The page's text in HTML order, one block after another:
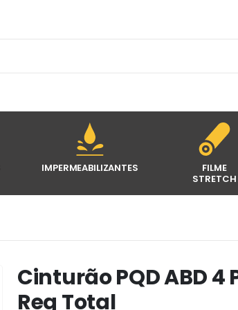
IMPERMEABILIZANTES
FILME
STRETCH
Cinturão PQD ABD 4
Reg Total